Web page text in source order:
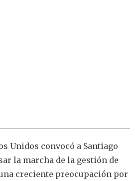
Unidos convocó a Santiago
la marcha de la gestión de
creciente preocupación por